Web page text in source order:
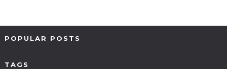
POPULAR POSTS
TAGS